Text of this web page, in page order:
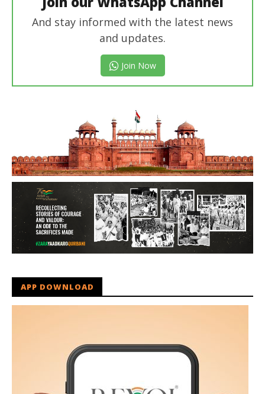
And stay informed with the latest news
and updates.
Join Now
APP DOWNLOAD